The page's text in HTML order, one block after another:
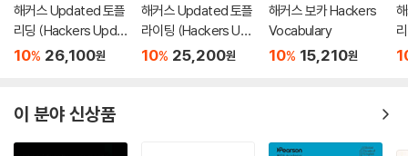
해커스 Updated 토플
리딩 (Hackers Upda
ted TOEFL READIN
10% 26,100원
해커스 Updated 토플
라이팅 (Hackers Up
dated TOEFL WRITI
10% 25,200원
해커스 보카 Hackers
Vocabulary
10% 15,210원
이 분야 신상품